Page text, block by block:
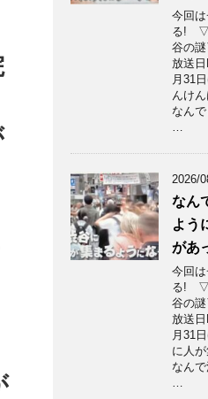
今回
る! ▽
谷の
放送
月31
んけ
なん
…
2026/
なん
よう
があ
今回
る! ▽
谷の
放送
月31
に人
なん
…